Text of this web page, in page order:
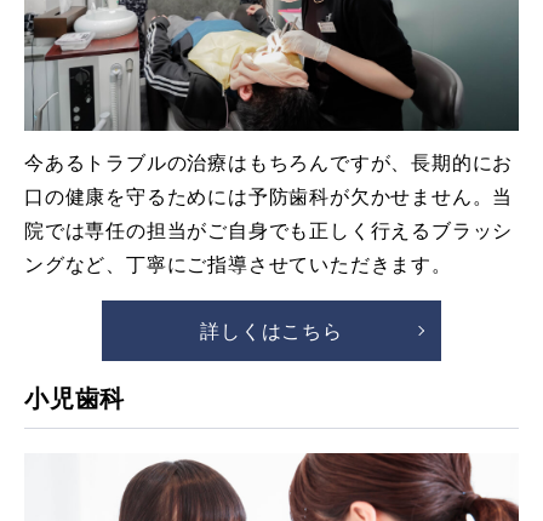
今あるトラブルの治療はもちろんですが、長期的にお
口の健康を守るためには予防歯科が欠かせません。当
院では専任の担当がご自身でも正しく行えるブラッシ
ングなど、丁寧にご指導させていただきます。
詳しくはこちら
小児歯科